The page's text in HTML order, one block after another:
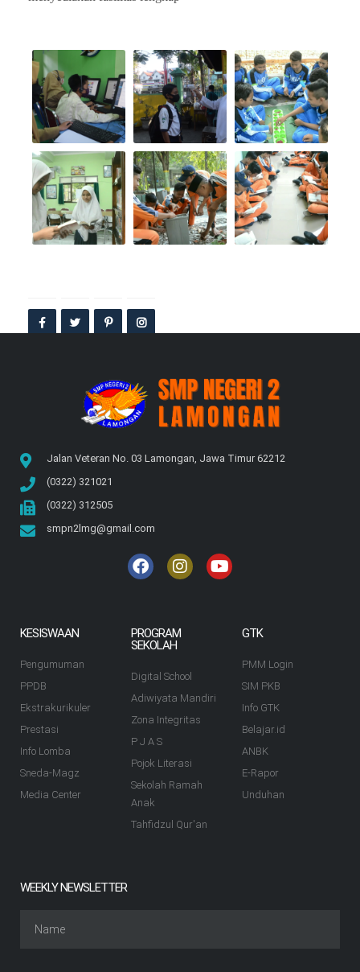
Jalan Veteran No. 03 Lamongan, Jawa Timur 62212
(0322) 321021
(0322) 312505
smpn2lmg@gmail.com
KESISWAAN
Pengumuman
PPDB
Ekstrakurikuler
Prestasi
Info Lomba
Sneda-Magz
Media Center
PROGRAM
SEKOLAH
Digital School
Adiwiyata Mandiri
Zona Integritas
P J A S
Pojok Literasi
Sekolah Ramah
Anak
Tahfidzul Qur'an
GTK
PMM Login
SIM PKB
Info GTK
Belajar.id
ANBK
E-Rapor
Unduhan
WEEKLY NEWSLETTER